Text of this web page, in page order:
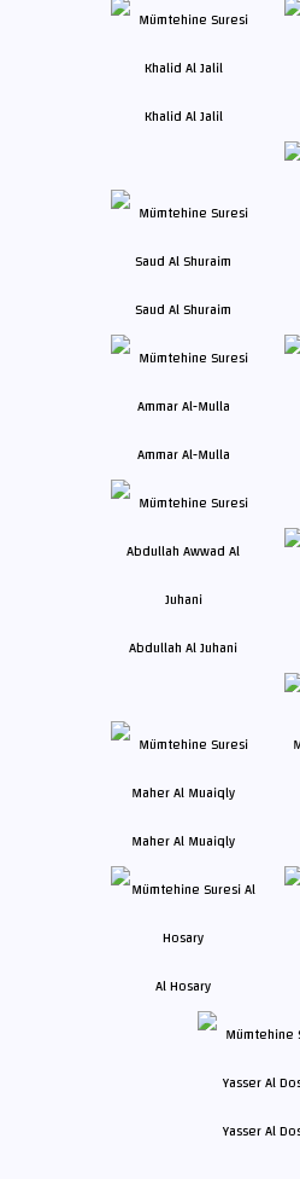
Khalid Al Jalil
Saud Al Shuraim
Ammar Al-Mulla
Abdullah Al Juhani
Maher Al Muaiqly
Al Hosary
Yasser Al